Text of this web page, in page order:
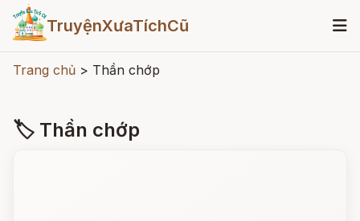
TruyệnXưaTíchCũ
Trang chủ > Thần chớp
🏷 Thần chớp